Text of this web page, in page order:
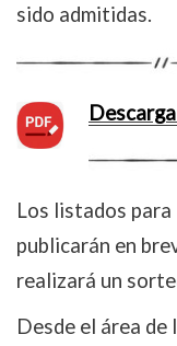
sido admitidas.
Los listados
publicarán en
realizará un
Desde el área